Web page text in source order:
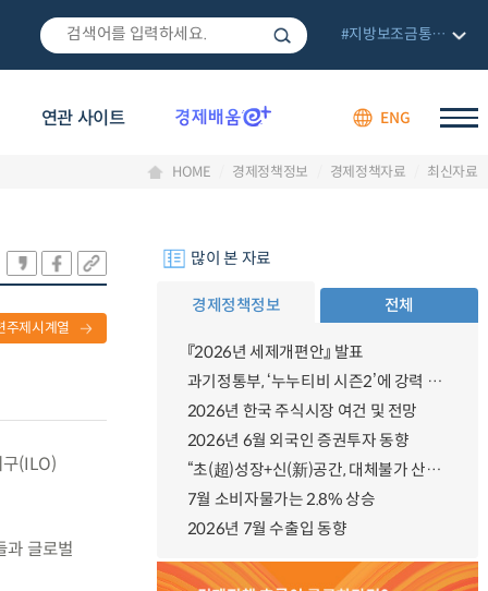
연관 사이트 ENG
#지방보조금통합관리망
HOME 경제정책정보 경제정책자료 최신자료
주제시계열
구(ILO)
과 글로벌
많이 본 자료
경제정책정보 전체
『2026년 세제개편안』 발표
과기정통부, ‘누누티비 시즌2’에 강력 대응 의지 밝혀
2026년 한국 주식시장 여건 및 전망
2026년 6월 외국인 증권투자 동향
“초(超)성장+신(新)공간, 대체불가 산업강국”
7월 소비자물가는 2.8% 상승
2026년 7월 수출입 동향